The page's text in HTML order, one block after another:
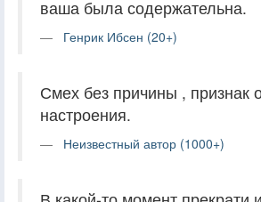
ваша была содержательна.
Генрик Ибсен (20+)
Смех без причины , признак
настроения.
Неизвестный автор (1000+)